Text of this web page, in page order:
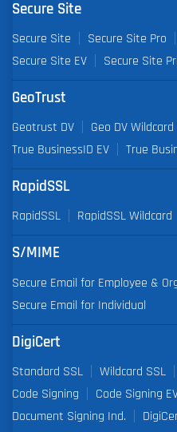
Secure Site
Secure Site Secure Site Pro
Secure Site EV
Secure Site
GeoTrust
Geotrust DV Geo DV Wildcard
True BusinessID EV
True
RapidSSL
RapidSSL RapidSSL Wildcard
S/MIME
Secure Email for Employee &
Secure Email for Individual
DigiCert
Standard SSL Wildcard SSL
Code Signing
Code Signing
Document Signing Ind.